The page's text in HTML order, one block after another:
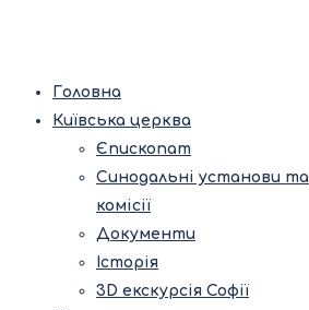
Головна
Київська церква
Єпископат
Синодальні установи та
комісії
Документи
Історія
3D екскурсія Софії